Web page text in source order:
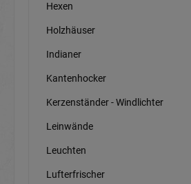
Hexen
Holzhäuser
Indianer
Kantenhocker
Kerzenständer - Windlichter
Leinwände
Leuchten
Lufterfrischer